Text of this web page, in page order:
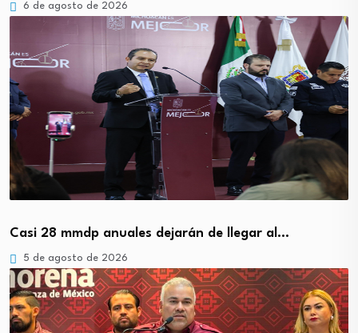
6 de agosto de 2026
Casi 28 mmdp anuales dejarán de llegar al…
5 de agosto de 2026